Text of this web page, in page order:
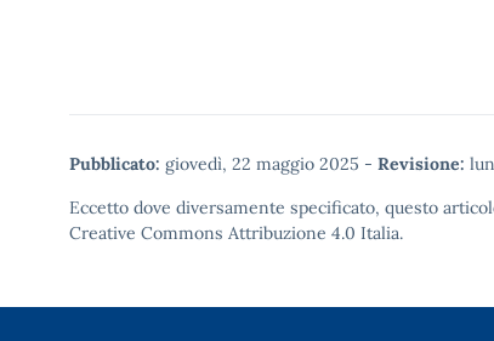
Pubblicato: giovedì, 22 maggio 2025 - Revisione:
Eccetto dove diversamente specificato, questo
Creative Commons Attribuzione 4.0 Italia.